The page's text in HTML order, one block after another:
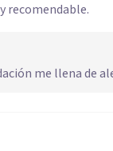
recomendable.
me llena de